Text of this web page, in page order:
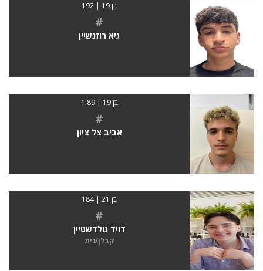
בן 19 | 192
#
גיא רוזנשיין
בן 19 | 1.89
#
אביב צל ציון
בן 21 | 184
#
דויד גולדשטיין
קבלן/נית